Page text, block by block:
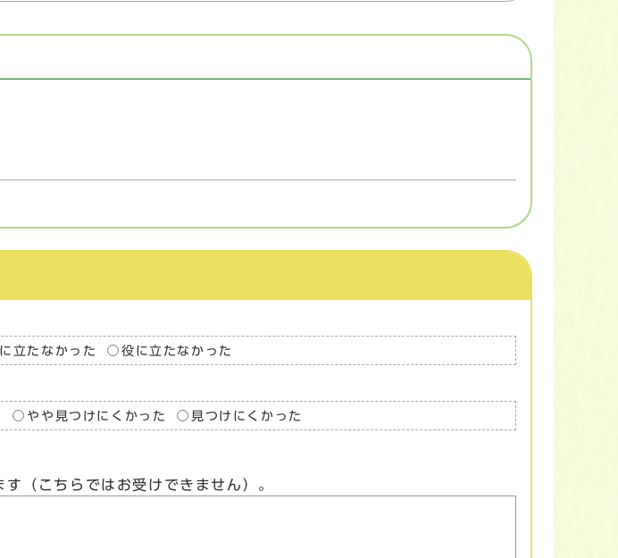
立たなかった 役に立たなかった
やや見つけにくかった 見つけにくかった
（こちらではお受けできません）。